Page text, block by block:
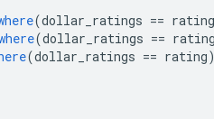
(dollar_ratings == rating
(dollar_ratings ==
(dollar_ratings == rating